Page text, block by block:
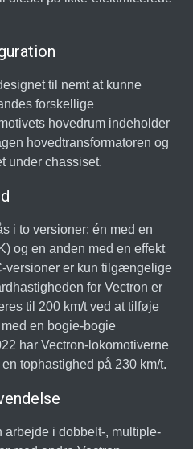
til nemt at kunne
forskellige
hovedrum indeholder
hovedtransformatoren og
under chassiset.
i to versioner: én med en
og en anden med en effekt
versioner er kun tilgængelige
for Vectron er
til 200 km/t ved at tilføje
en bogie-bogie
har Vectron-lokomotiverne
tophastighed på 230 km/t.
arbejde i dobbelt-, multiple-